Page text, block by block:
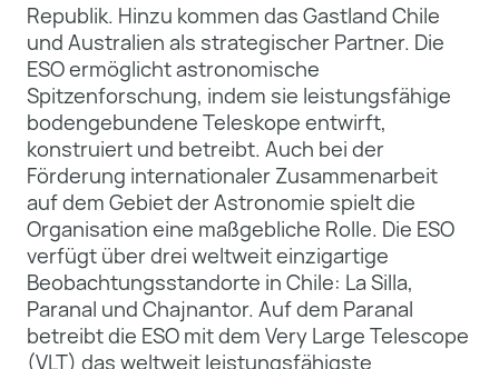
Republik. Hinzu kommen das Gastland Chile
und Australien als strategischer Partner. Die
ESO ermöglicht astronomische
Spitzenforschung, indem sie leistungsfähige
bodengebundene Teleskope entwirft,
konstruiert und betreibt. Auch bei der
Förderung internationaler Zusammenarbeit
auf dem Gebiet der Astronomie spielt die
Organisation eine maßgebliche Rolle. Die ESO
verfügt über drei weltweit einzigartige
Beobachtungsstandorte in Chile: La Silla,
Paranal und Chajnantor. Auf dem Paranal
betreibt die ESO mit dem Very Large Telescope
(VLT) das weltweit leistungsfähigste